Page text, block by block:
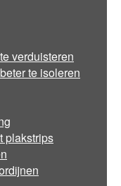
verduisteren
te isoleren
plakstrips